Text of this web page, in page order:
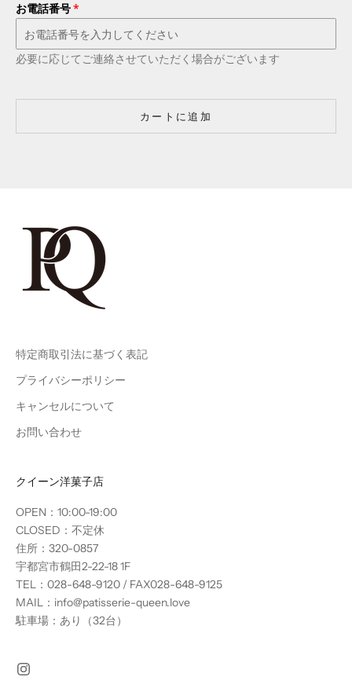
お電話番号
必要に応じてご連絡させていただく場合がございます
カートに追加
特定商取引法に基づく表記
プライバシーポリシー
キャンセルについて
お問い合わせ
クイーン洋菓子店
OPEN：10:00-19:00
CLOSED：不定休
住所：320-0857
宇都宮市鶴田2-22-18 1F
TEL：028-648-9120 / FAX028-648-9125
MAIL：info@patisserie-queen.love
駐車場：あり（32台）